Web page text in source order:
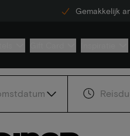
Gemakkelijk